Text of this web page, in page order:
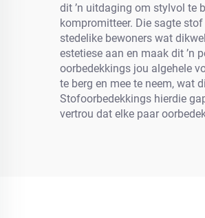
dit ’n uitdaging om stylvol te
kompromitteer. Die sagte
stedelike bewoners wat
estetiese aan en maak dit ’n
oorbedekkings jou algehele
te berg en mee te neem, wat
Stofoorbedekkings hierdie
vertrou dat elke paar